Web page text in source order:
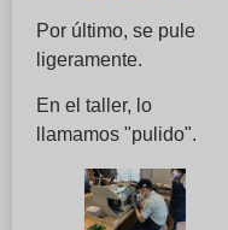
Por último, se pule
ligeramente.
En el taller, lo
llamamos "pulido".